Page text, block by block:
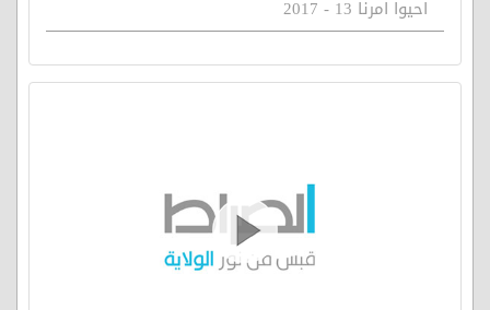
احيوا امرنا 13 - 2017